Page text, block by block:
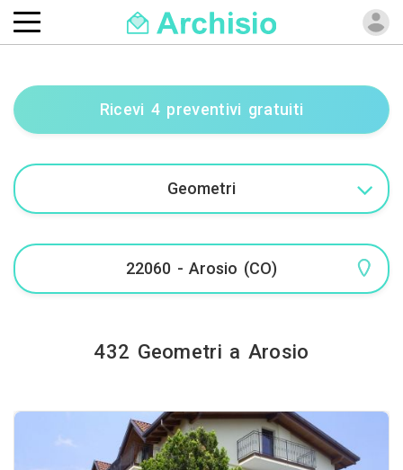
Ricevi 4 preventivi gratuiti
432 Geometri a Arosio